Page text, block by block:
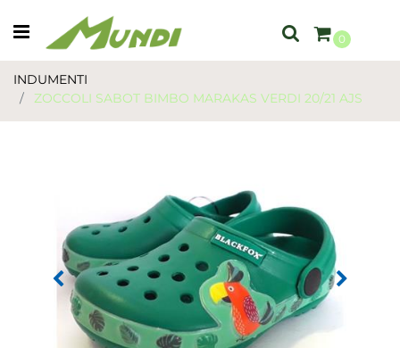
Open menu
0
INDUMENTI
ZOCCOLI SABOT BIMBO MARAKAS VERDI 20/21 AJS